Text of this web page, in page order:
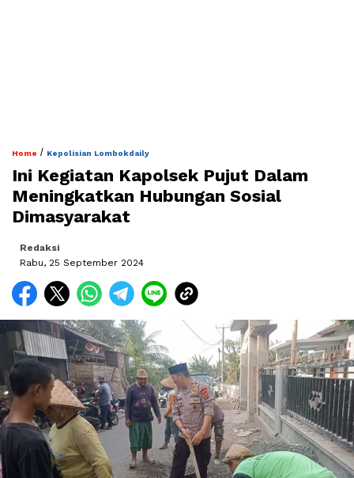
Home / Kepolisian Lombokdaily
Ini Kegiatan Kapolsek Pujut Dalam
Meningkatkan Hubungan Sosial
Dimasyarakat
Redaksi
Rabu, 25 September 2024